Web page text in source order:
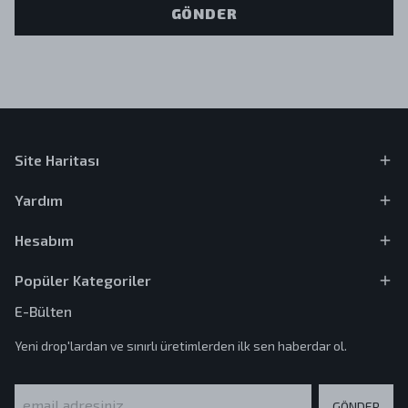
GÖNDER
Site Haritası
Yardım
Hesabım
Popüler Kategoriler
E-Bülten
Yeni drop'lardan ve sınırlı üretimlerden ilk sen haberdar ol.